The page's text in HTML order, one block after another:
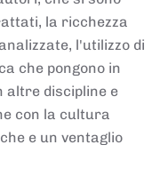
la ricchezza
l'utilizzo di
che pongono in
altre discipline e
con la cultura
e un ventaglio